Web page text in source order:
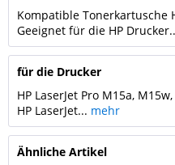
Kompatible Tonerkartusche
Geeignet für die HP
für die Drucker
HP LaserJet Pro M15a,
HP LaserJet... mehr
Ähnliche Artikel